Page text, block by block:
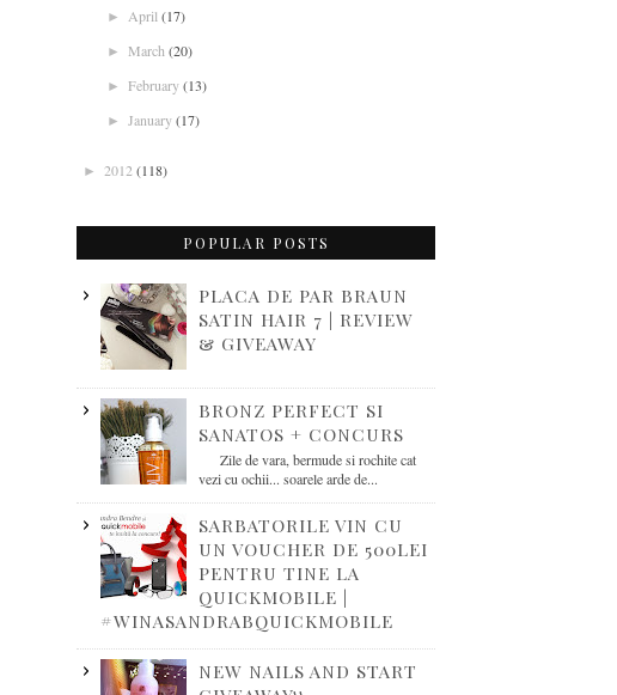
► April (17)
► March (20)
► February(13)
► January(17)
► 2012 (118)
POPULAR POSTS
PLACA DE PAR BRAUN
SATIN HAIR 7 | REVIEW
& GIVEAWAY
BRONZ PERFECT SI
SANATOS + CONCURS
Zile de vara, bermude si rochite cat
vezi cu ochii... soarele arde de...
SARBATORILE VIN CU
UN VOUCHER DE 500LEI
PENTRU TINE LA
QUICKMOBILE |
#WINASANDRABQUICKMOBILE
NEW NAILS AND START